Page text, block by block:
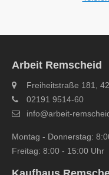
Arbeit Remscheid
Freiheitstraße 181,
02191 9514-60
info@arbeit-
Montag - Donnerstag:
Freitag: 8:00 - 15:00 Uhr